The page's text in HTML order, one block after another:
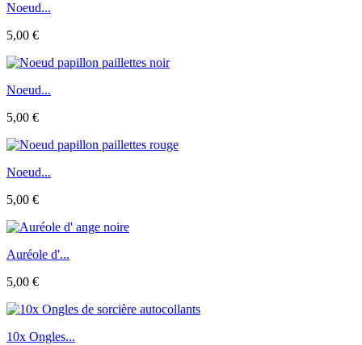
Noeud...
5,00 €
Noeud...
5,00 €
Noeud...
5,00 €
Auréole d'...
5,00 €
10x Ongles...